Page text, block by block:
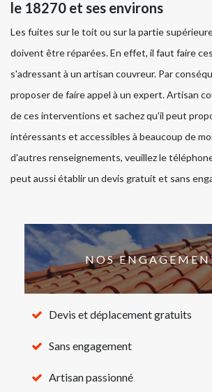
le 18270 et ses environs
Les fuites sur le toit ou sur la partie
doivent être réparées. En effet, il faut faire
s'adressant à un artisan couvreur. Par
proposer de faire appel à un expert. Artisan
de ces interventions et sachez qu'il peut
intéressants et accessibles à beaucoup de
d'autres renseignements, veuillez le
peut aussi établir un devis gratuit et sans
NOS
Devis et déplacement gratuits
Sans engagement
Artisan passionné